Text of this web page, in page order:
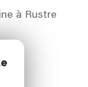
à Rustre